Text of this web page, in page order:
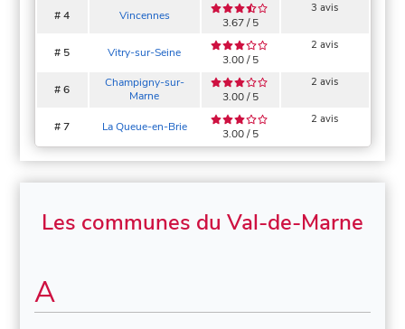
# 4 Vincennes 3.67 / 5
3 avis
# 5 Vitry-sur-Seine 3.00 / 5
2 avis
# 6
Champigny-sur-
Marne
3.00 / 5
2 avis
# 7 La Queue-en-Brie 3.00 / 5
2 avis
Les communes du Val-de-Marne
A